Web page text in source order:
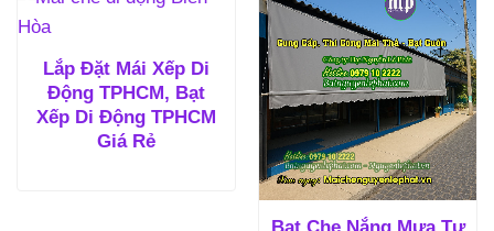
Lắp Đặt Mái Xếp Di
Động TPHCM, Bạt
Xếp Di Động TPHCM
Giá Rẻ
Bạt Che Nắng Mưa Tự